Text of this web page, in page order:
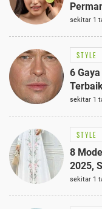
sekitar 1
STYLE
6
sekitar 1
STYLE
8
2025,
Semi-
sekitar 1